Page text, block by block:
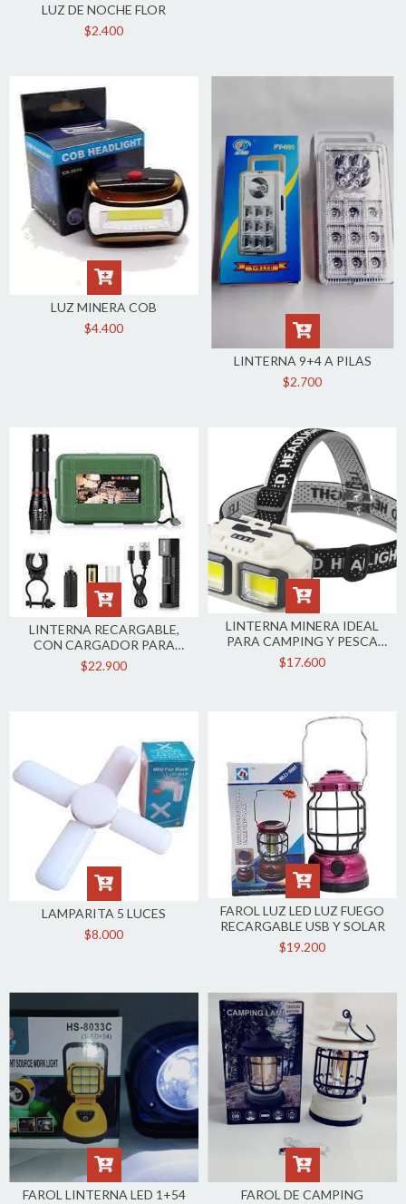
LUZ DE NOCHE FLOR
$2.400
LUZ MINERA COB
$4.400
LINTERNA 9+4 A PILAS
$2.700
LINTERNA RECARGABLE,
CON CARGADOR PARA
AUTO Y SOPORTE PARA BICI
$22.900
LINTERNA MINERA IDEAL
PARA CAMPING Y PESCA
RECARGABLE
$17.600
LAMPARITA 5 LUCES
$8.000
FAROL LUZ LED LUZ FUEGO
RECARGABLE USB Y SOLAR
$19.200
FAROL LINTERNA LED 1+54
FAROL DE CAMPING